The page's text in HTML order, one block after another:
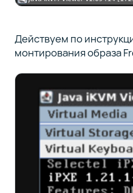
Действуем по
монтирования образа